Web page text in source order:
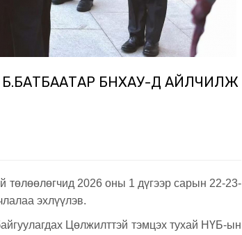
БНХАУ-Д АЙЛЧИЛЖ
төлөөлөгчид 2026 оны 1 дүгээр сарын 22-23-
эхлүүлэв.
Цөлжилттэй тэмцэх тухай НҮБ-ын